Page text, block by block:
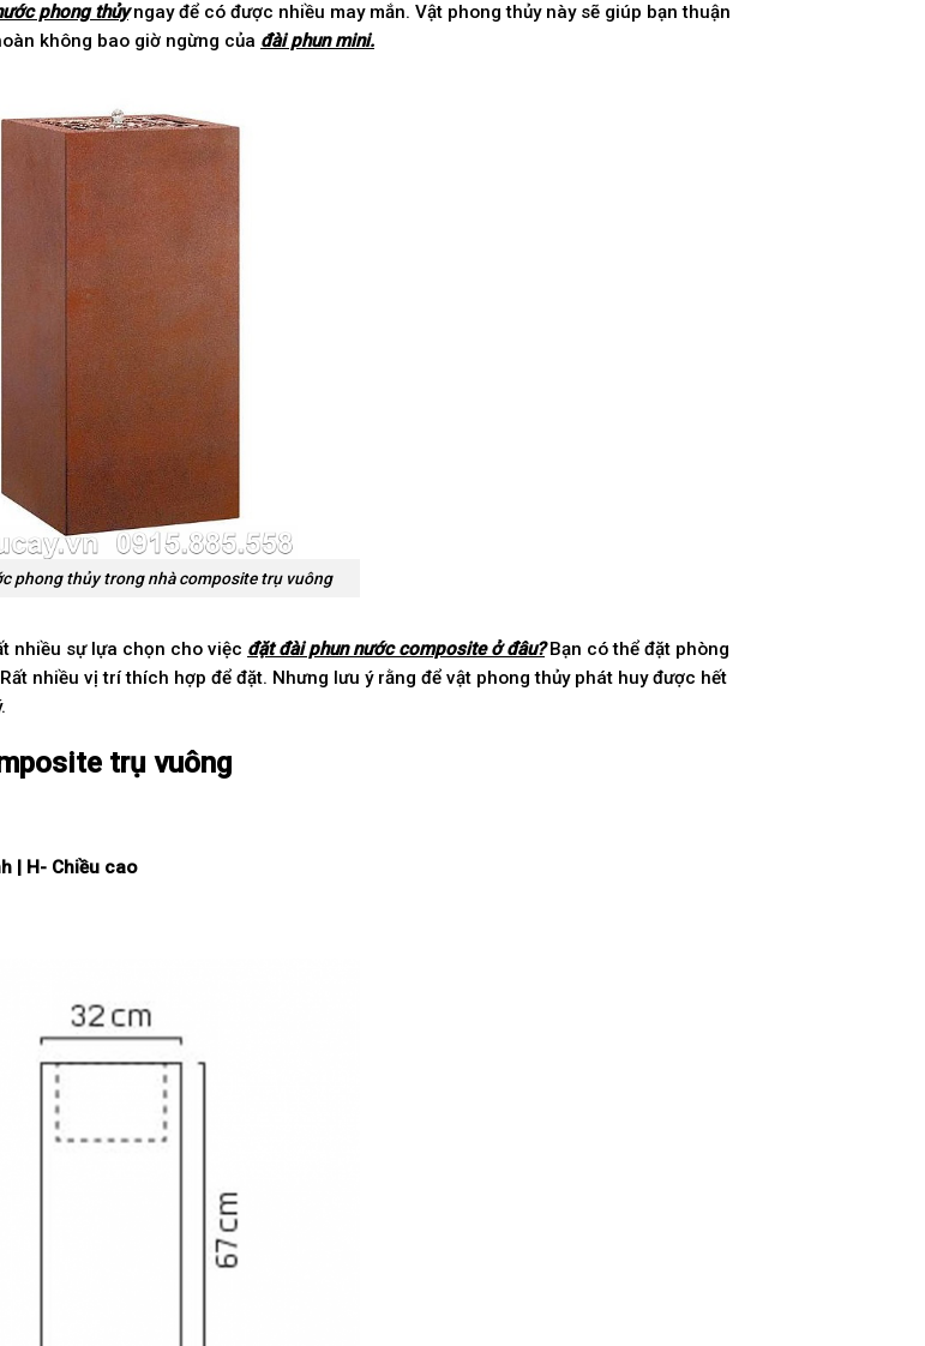
phong thủyngay để có được nhiều may mắn. Vật phong thủy này sẽ giúp bạn thuận
không bao giờ ngừng của đài phun mini.
phong thủy trong nhà composite trụ vuông
nhiều sự lựa chọn cho việc đặt đài phun nước composite ở đâu?Bạn có thể đặt phòng
nhiều vị trí thích hợp để đặt. Nhưng lưu ý rằng để vật phong thủy phát huy được hết
trụ vuông
| H- Chiều cao